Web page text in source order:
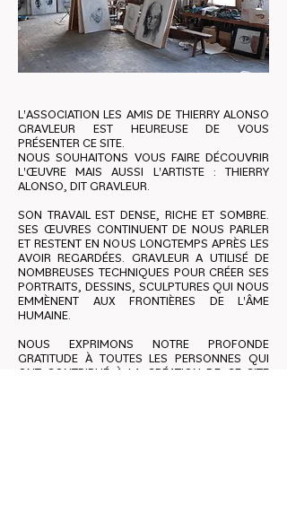
L'ASSOCIATION LES AMIS DE THIERRY ALONSO
GRAVLEUR EST HEUREUSE DE VOUS
PRÉSENTER CE SITE.
NOUS SOUHAITONS VOUS FAIRE DÉCOUVRIR
L'ŒUVRE MAIS AUSSI L'ARTISTE : THIERRY
ALONSO, DIT GRAVLEUR.
SON TRAVAIL EST DENSE, RICHE ET SOMBRE.
SES ŒUVRES CONTINUENT DE NOUS PARLER
ET RESTENT EN NOUS LONGTEMPS APRÈS LES
AVOIR REGARDÉES. GRAVLEUR A UTILISÉ DE
NOMBREUSES TECHNIQUES POUR CRÉER SES
PORTRAITS, DESSINS, SCULPTURES QUI NOUS
EMMÈNENT AUX FRONTIÈRES DE L'ÂME
HUMAINE.
NOUS EXPRIMONS NOTRE PROFONDE
GRATITUDE À TOUTES LES PERSONNES QUI
ONT CONTRIBUÉ À LA CRÉATION DE CE SITE